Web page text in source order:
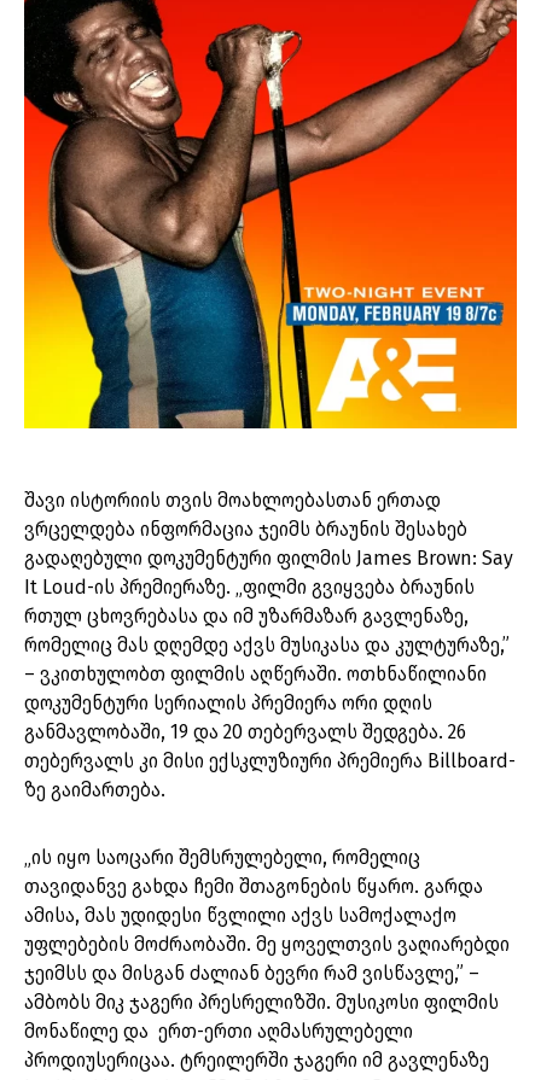
შავი ისტორიის თვის მოახლოებასთან ერთად
ვრცელდება ინფორმაცია ჯეიმს ბრაუნის შესახებ
გადაღებული დოკუმენტური ფილმის James Brown: Say
It Loud-ის პრემიერაზე. „ფილმი გვიყვება ბრაუნის
რთულ ცხოვრებასა და იმ უზარმაზარ გავლენაზე,
რომელიც მას დღემდე აქვს მუსიკასა და კულტურაზე,”
– ვკითხულობთ ფილმის აღწერაში. ოთხნაწილიანი
დოკუმენტური სერიალის პრემიერა ორი დღის
განმავლობაში, 19 და 20 თებერვალს შედგება. 26
თებერვალს კი მისი ექსკლუზიური პრემიერა Billboard-
ზე გაიმართება.
„ის იყო საოცარი შემსრულებელი, რომელიც
თავიდანვე გახდა ჩემი შთაგონების წყარო. გარდა
ამისა, მას უდიდესი წვლილი აქვს სამოქალაქო
უფლებების მოძრაობაში. მე ყოველთვის ვაღიარებდი
ჯეიმსს და მისგან ძალიან ბევრი რამ ვისწავლე,” –
ამბობს მიკ ჯაგერი პრესრელიზში. მუსიკოსი ფილმის
მონაწილე და ერთ-ერთი აღმასრულებელი
პროდიუსერიცაა. ტრეილერში ჯაგერი იმ გავლენაზე